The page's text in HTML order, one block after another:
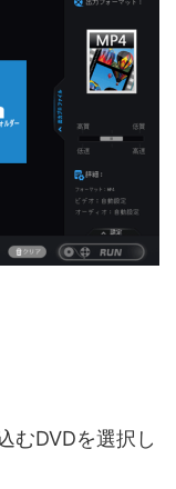
むDVDを選択し